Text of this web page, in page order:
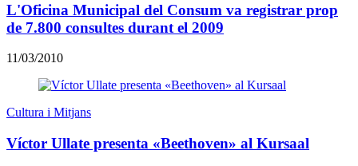
L'Oficina Municipal del Consum va registrar prop
de 7.800 consultes durant el 2009
11/03/2010
Cultura i Mitjans
Víctor Ullate presenta «Beethoven» al Kursaal